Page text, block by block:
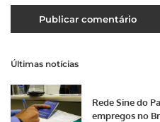
Últimas notícias
Rede Sine do
empregos no